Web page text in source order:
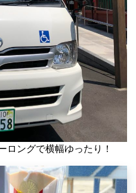
ロングで横幅ゆったり！